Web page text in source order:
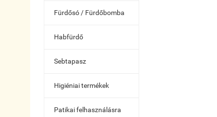
Fürdősó / Fürdőbomba
Habfürdő
Sebtapasz
Higiéniai termékek
Patikai felhasználásra